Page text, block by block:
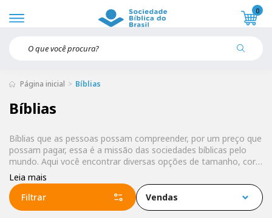
0
Página inicial Bíblias
Bíblias
Bíblias que as pessoas possam compreender, por um preço que
possam pagar, essa é a missão das sociedades bíblicas pelo
mundo. Aqui você encontrar diversas opções de tamanho, cor,
tradução e tamanho de letra. Encontre a mais adequada à sua
necessidade.
Leia mais
Filtrar